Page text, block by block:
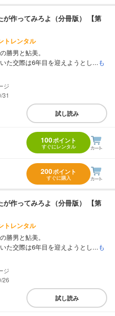
が作ってみろよ（分冊版） 【第
トレンタル
勝男と鮎美。
た交際は6年目を迎えようとし...も
31
試し読み
100ポイント
すぐにレンタル
200ポイント
すぐに購入
が作ってみろよ（分冊版） 【第
トレンタル
勝男と鮎美。
た交際は6年目を迎えようとし...も
26
試し読み